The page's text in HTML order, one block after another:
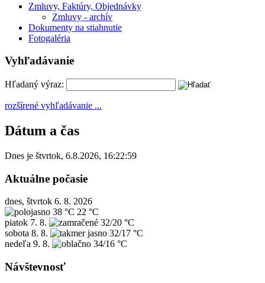
Zmluvy, Faktúry, Objednávky
Zmluvy - archív
Dokumenty na stiahnutie
Fotogaléria
Vyhľadávanie
Hľadaný výraz:
rozšírené vyhľadávanie ...
Dátum a čas
Dnes je štvrtok, 6.8.2026, 16:22:59
Aktuálne počasie
dnes, štvrtok 6. 8. 2026
38 °C 22 °C
piatok 7. 8.
32/20 °C
sobota 8. 8.
32/17 °C
nedeľa 9. 8. 34/16 °C
Návštevnosť